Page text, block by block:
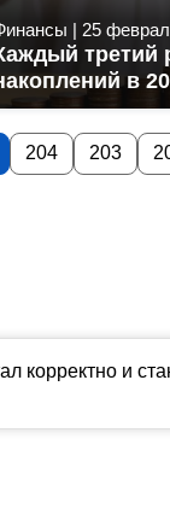
корректно и
| 25
третий
в
204 203